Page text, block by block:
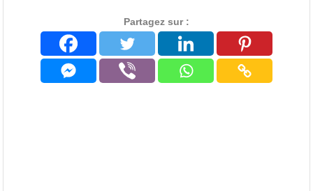
Partagez sur :